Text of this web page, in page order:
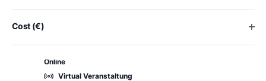
events
to
Cost (€)Webinar “KI Basics: Dein Einstieg in die Welt der
KI-Tools”
Online
Virtual Veranstaltung